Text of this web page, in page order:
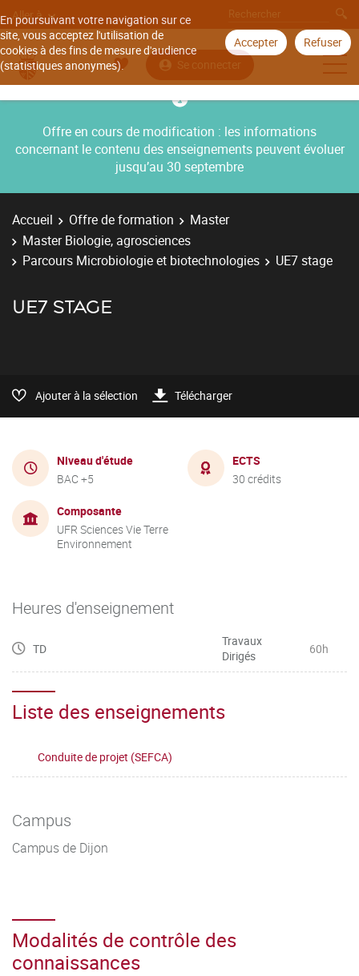
En poursuivant votre navigation sur ce
site, vous acceptez l'utilisation de
cookies à des fins de mesure d'audience
(statistiques anonymes).
Accepter Refuser
Aller à
Se connecter
Offre en cours de modification : les informations
concernant le contenu des enseignements peuvent évoluer
jusqu’au 30 septembre
Accueil Offre de formation
Master
Master Biologie, agrosciences
Parcours Microbiologie et biotechnologies
UE7 stage
UE7 STAGE
Ajouter à la sélection Télécharger
Niveau d'étude
BAC +5
ECTS
30 crédits
Composante
UFR Sciences Vie Terre
Environnement
Heures d'enseignement
TD
Travaux
Dirigés
60h
Liste des enseignements
Conduite de projet (SEFCA)
Campus
Campus de Dijon
Modalités de contrôle des
connaissances